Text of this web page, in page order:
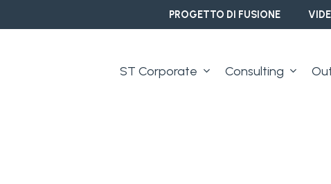
PROGETTO DI FUSIONE
ST Corporate Consulting